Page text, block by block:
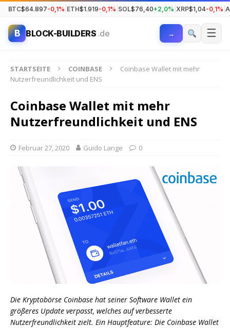
BTC$64.897-0,1% ETH$1.919-0,1% SOL$76,40+2,0% XRP$1,04-0,1%
B BLOCK-BUILDERS .de → ☰
STARTSEITE COINBASE
Coinbase Wallet mit mehr
Nutzerfreundlichkeit und ENS
Coinbase Wallet mit mehr
Nutzerfreundlichkeit und ENS
Februar 27, 2020 Guido Lange 0
Die Kryptobörse Coinbase hat seiner Software Wallet ein
größeres Update verpasst, welches auf verbesserte
Nutzerfreundlichkeit zielt. Ein Hauptfeature: Die Coinbase Wallet